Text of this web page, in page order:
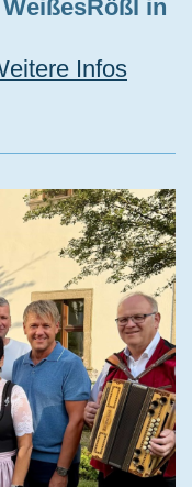
in
Infos